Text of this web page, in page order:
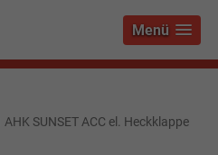
Menü
AHK SUNSET ACC el. Heckklappe